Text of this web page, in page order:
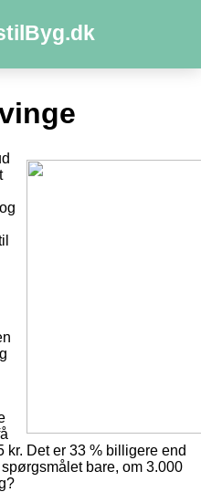
kr. Det er 33 % billigere end
bare, om 3.000